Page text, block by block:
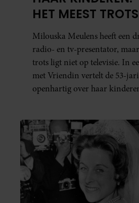
HET MEEST
Milouska Meulens heeft een
radio- en tv-presentator,
trots ligt niet op televisie. In
met Vriendin vertelt de 53-
openhartig over haar
welke levenslessen haar
meest bezighouden.